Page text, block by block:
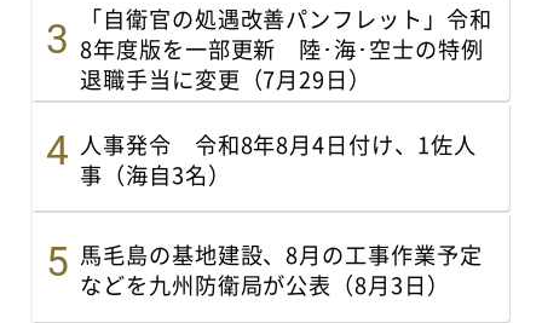
「自衛官の処遇改善パンフレット」令和
8年度版を一部更新 陸･海･空士の特例
退職手当に変更（7月29日）
人事発令 令和8年8月4日付け、1佐人
事（海自3名）
馬毛島の基地建設、8月の工事作業予定
などを九州防衛局が公表（8月3日）